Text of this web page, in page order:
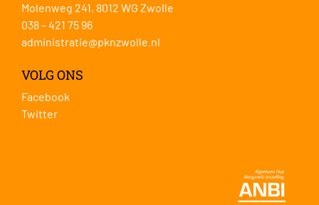
Molenweg 241, 8012 WG Zwolle
038 – 421 75 96
administratie@pknzwolle.nl
VOLG ONS
Facebook
Twitter